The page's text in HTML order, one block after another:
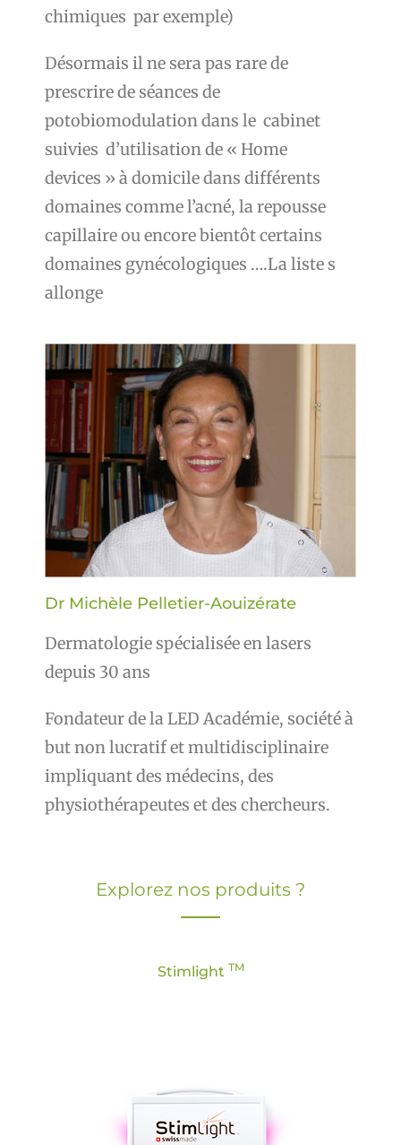
chimiques par exemple)
Désormais il ne sera pas rare de
prescrire de séances de
potobiomodulation dans le cabinet
suivies d’utilisation de « Home
devices » à domicile dans différents
domaines comme l’acné, la repousse
capillaire ou encore bientôt certains
domaines gynécologiques ….La liste s
allonge
Dr Michèle Pelletier-Aouizérate
Dermatologie spécialisée en lasers
depuis 30 ans
Fondateur de la LED Académie, société à
but non lucratif et multidisciplinaire
impliquant des médecins, des
physiothérapeutes et des chercheurs.
Explorez nos produits ?
Stimlight TM